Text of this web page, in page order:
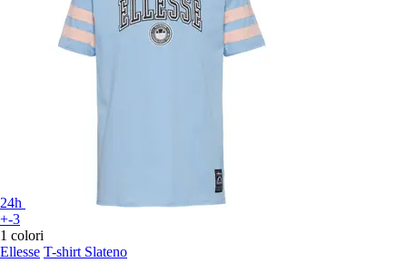
24h
+-3
1 colori
Ellesse T-shirt Slateno